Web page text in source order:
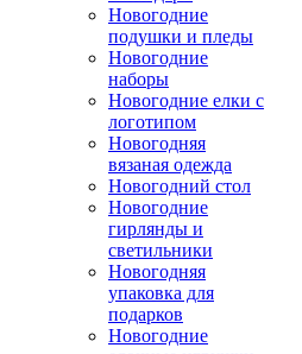
Новогодние
подушки и пледы
Новогодние
наборы
Новогодние елки с
логотипом
Новогодняя
вязаная одежда
Новогодний стол
Новогодние
гирлянды и
светильники
Новогодняя
упаковка для
подарков
Новогодние